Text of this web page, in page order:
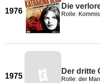
1976
Die
Rolle:
1975
Der dritte
Rolle: der